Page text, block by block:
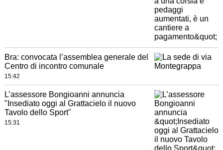
Bra: convocata l’assemblea generale del
Centro di incontro comunale
15:42
L’assessore Bongioanni annuncia
"Insediato oggi al Grattacielo il nuovo
Tavolo dello Sport"
15:31